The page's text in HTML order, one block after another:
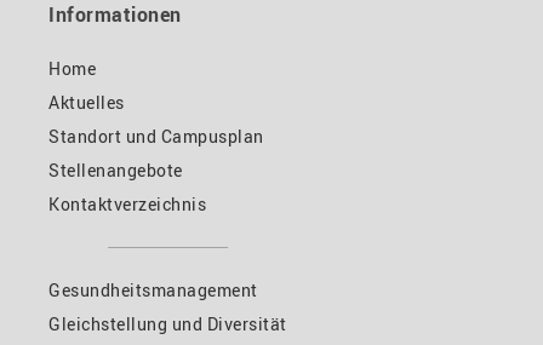
Informationen
Home
Aktuelles
Standort und Campusplan
Stellenangebote
Kontaktverzeichnis
Gesundheitsmanagement
Gleichstellung und Diversität